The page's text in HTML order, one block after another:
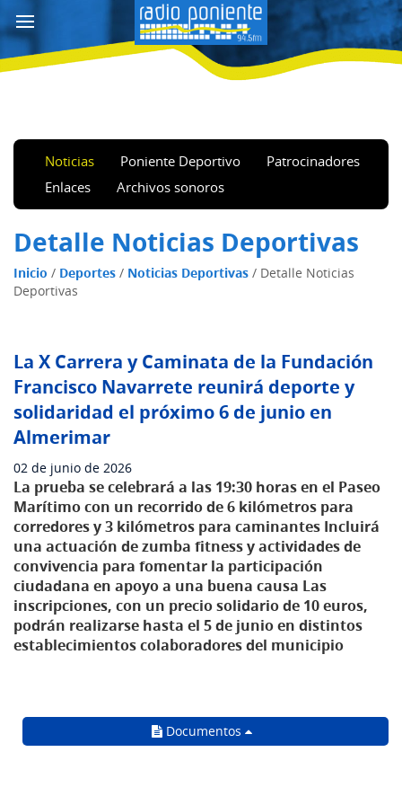
Noticias Poniente Deportivo
Patrocinadores
Enlaces
Archivos sonoros
Detalle Noticias Deportivas
Inicio / Deportes / Noticias Deportivas / Detalle Noticias
Deportivas
La X Carrera y Caminata de la Fundación
Francisco Navarrete reunirá deporte y
solidaridad el próximo 6 de junio en
Almerimar
02 de junio de 2026
La prueba se celebrará a las 19:30 horas en el Paseo
Marítimo con un recorrido de 6 kilómetros para
corredores y 3 kilómetros para caminantes Incluirá
una actuación de zumba fitness y actividades de
convivencia para fomentar la participación
ciudadana en apoyo a una buena causa Las
inscripciones, con un precio solidario de 10 euros,
podrán realizarse hasta el 5 de junio en distintos
establecimientos colaboradores del municipio
Documentos